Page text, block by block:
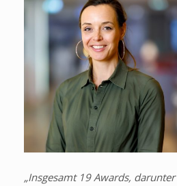
„Insgesamt 19 Awards, darunter